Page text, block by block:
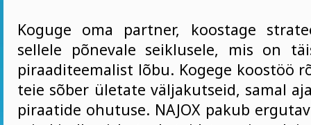
Koguge oma partner, koostage
sellele põnevale seiklusele, mis on
piraaditeemalist lõbu. Kogege koostöö
teie sõber ületate väljakutseid, samal
piraatide ohutuse. NAJOX pakub